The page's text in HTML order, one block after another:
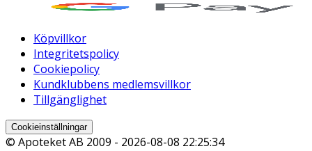
Köpvillkor
Integritetspolicy
Cookiepolicy
Kundklubbens medlemsvillkor
Tillgänglighet
Cookieinställningar
© Apoteket AB 2009 - 2026-08-08 22:25:34